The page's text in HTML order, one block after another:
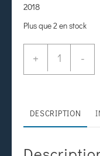
2018
Plus que 2 en stock
+ -
DESCRIPTION